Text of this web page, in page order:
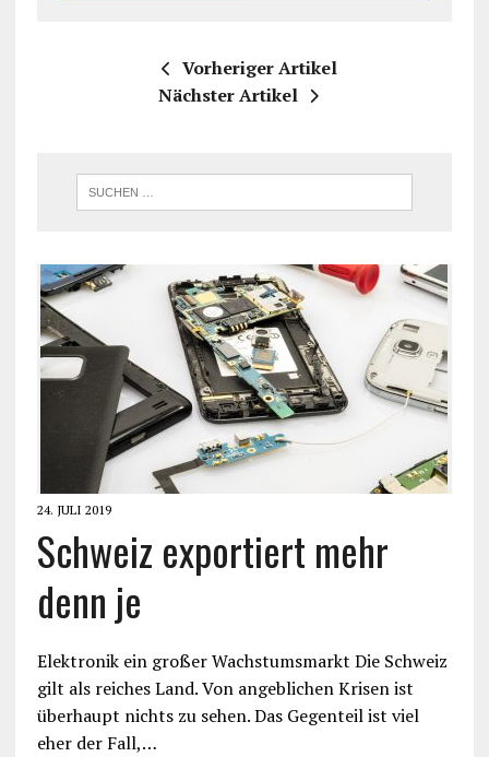
Vorheriger Artikel
Nächster Artikel
24. JULI 2019
Schweiz exportiert mehr
denn je
Elektronik ein großer Wachstumsmarkt Die Schweiz
gilt als reiches Land. Von angeblichen Krisen ist
überhaupt nichts zu sehen. Das Gegenteil ist viel
eher der Fall,…